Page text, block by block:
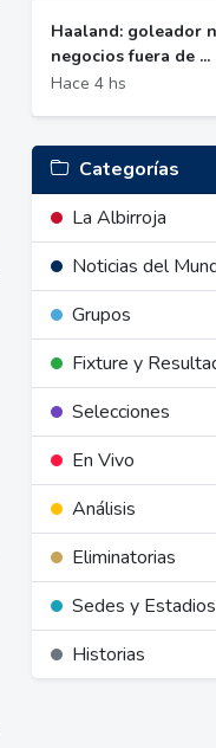
Haaland: goleador
negocios fuera de ...
Hace 4 hs
Categorías
La Albirroja
Noticias del
Grupos
Fixture y
Selecciones
En Vivo
Análisis
Eliminatorias
Sedes y Estadios
Historias